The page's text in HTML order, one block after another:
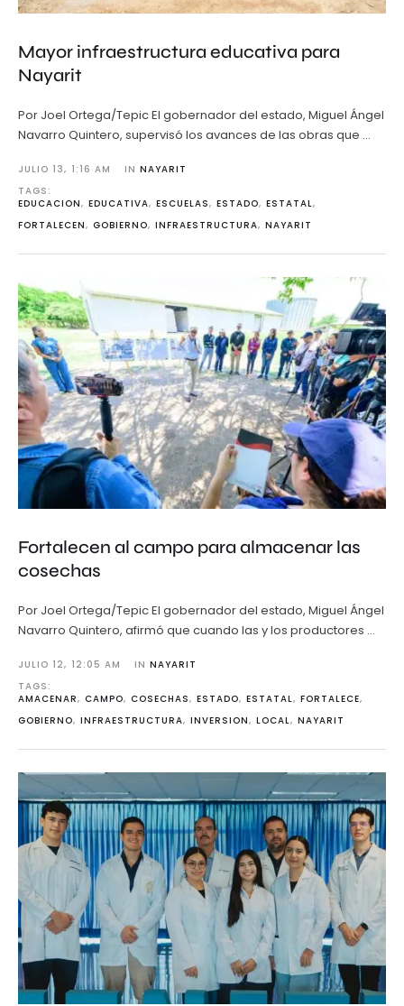
Mayor infraestructura educativa para
Nayarit
Por Joel Ortega/Tepic El gobernador del estado, Miguel Ángel
Navarro Quintero, supervisó los avances de las obras que …
JULIO 13, 1:16 AM IN NAYARIT
TAGS:
EDUCACION, EDUCATIVA, ESCUELAS, ESTADO, ESTATAL,
FORTALECEN, GOBIERNO, INFRAESTRUCTURA, NAYARIT
Fortalecen al campo para almacenar las
cosechas
Por Joel Ortega/Tepic El gobernador del estado, Miguel Ángel
Navarro Quintero, afirmó que cuando las y los productores …
JULIO 12, 12:05 AM IN NAYARIT
TAGS:
AMACENAR, CAMPO, COSECHAS, ESTADO, ESTATAL, FORTALECE,
GOBIERNO, INFRAESTRUCTURA, INVERSION, LOCAL, NAYARIT